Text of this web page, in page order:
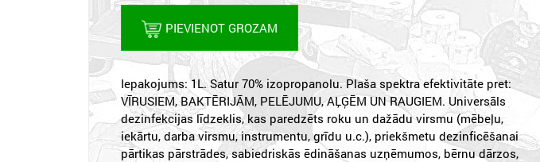
PIEVIENOT GROZAM
Iepakojums: 1L. Satur 70% izopropanolu. Plaša spektra efektivitāte pret:
VĪRUSIEM, BAKTĒRIJĀM, PELĒJUMU, AĻĢĒM UN RAUGIEM. Universāls
dezinfekcijas līdzeklis, kas paredzēts roku un dažādu virsmu (mēbeļu,
iekārtu, darba virsmu, instrumentu, grīdu u.c.), priekšmetu dezinficēšanai
pārtikas pārstrādes, sabiedriskās ēdināšanas uzņēmumos, bērnu dārzos,